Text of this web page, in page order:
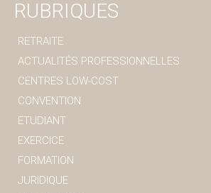
RUBRIQUES
RETRAITE
ACTUALITÉS PROFESSIONNELLES
CENTRES LOW-COST
CONVENTION
ETUDIANT
EXERCICE
FORMATION
JURIDIQUE